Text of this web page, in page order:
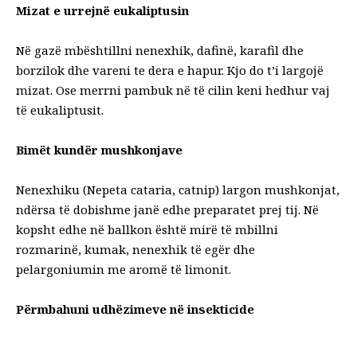
Mizat e urrejnë eukaliptusin
Në gazë mbështillni nenexhik, dafinë, karafil dhe
borzilok dhe vareni te dera e hapur. Kjo do t’i largojë
mizat. Ose merrni pambuk në të cilin keni hedhur vaj
të eukaliptusit.
Bimët kundër mushkonjave
Nenexhiku (Nepeta cataria, catnip) largon mushkonjat,
ndërsa të dobishme janë edhe preparatet prej tij. Në
kopsht edhe në ballkon është mirë të mbillni
rozmarinë, kumak, nenexhik të egër dhe
pelargoniumin me aromë të limonit.
Përmbahuni udhëzimeve në insekticide